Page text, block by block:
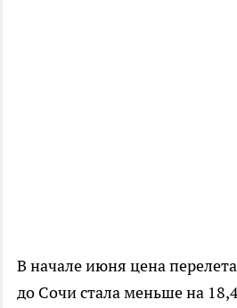
В начале июня цена
до Сочи стала меньше на